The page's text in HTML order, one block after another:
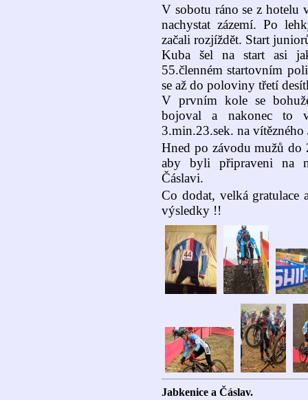
V sobotu ráno se z hotelu
nachystat zázemí. Po
začali rozjíždět. Start
Kuba šel na start asi
55.členném startovním
se až do poloviny třetí
V prvním kole se
bojoval a nakonec to
3.min.23.sek. na vítězného
Hned po závodu mužů do
aby byli připraveni na
Čáslavi.
Co dodat, velká gratulace
výsledky !!
Jabkenice a Čáslav.